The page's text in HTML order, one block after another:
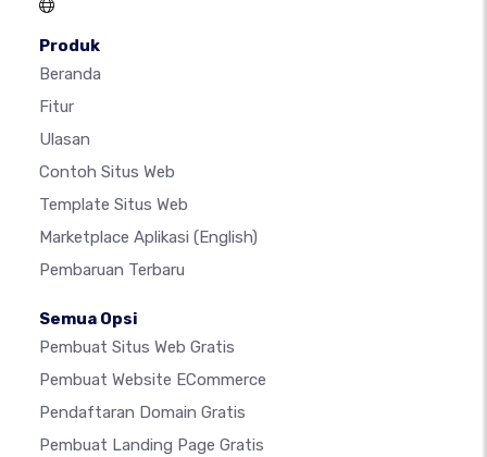
Produk
Beranda
Fitur
Ulasan
Contoh Situs Web
Template Situs Web
Marketplace Aplikasi (English)
Pembaruan Terbaru
Semua Opsi
Pembuat Situs Web Gratis
Pembuat Website ECommerce
Pendaftaran Domain Gratis
Pembuat Landing Page Gratis